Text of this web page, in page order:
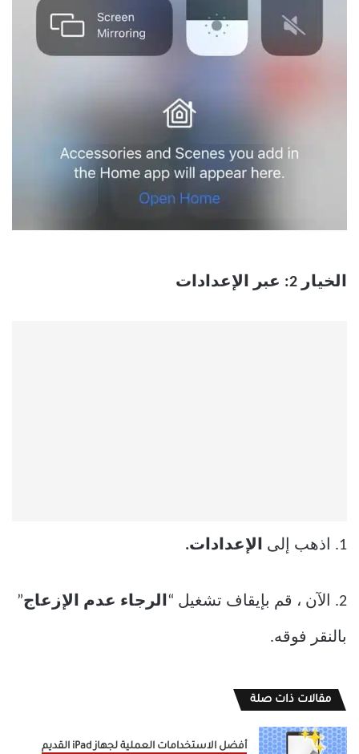
الخيار 2: عبر الإعدادات
1. اذهب إلى الإعدادات.
2. الآن ، قم بإيقاف تشغيل “ الرجاء عدم الإزعاج”
بالنقر فوقه.
مقالات ذات صلة
أفضل الاستخدامات العملية لجهاز iPad القديم